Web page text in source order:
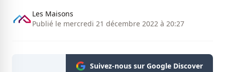
Les Maisons
Publié le mercredi 21 décembre 2022 à 20:27
Suivez-nous sur Google Discover